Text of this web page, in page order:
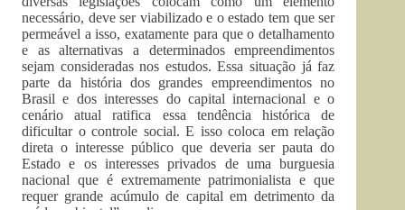
necessário, deve ser viabilizado e o estado tem que ser
permeável a isso, exatamente para que o detalhamento
e as alternativas a determinados empreendimentos
sejam consideradas nos estudos. Essa situação já faz
parte da história dos grandes empreendimentos no
Brasil e dos interesses do capital internacional e o
cenário atual ratifica essa tendência histórica de
dificultar o controle social. E isso coloca em relação
direta o interesse público que deveria ser pauta do
Estado e os interesses privados de uma burguesia
nacional que é extremamente patrimonialista e que
requer grande acúmulo de capital em detrimento da